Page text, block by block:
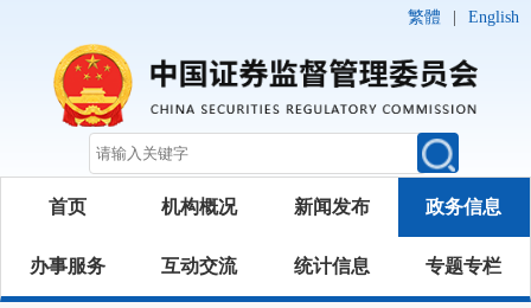
繁體 English
首页 机构概况 新闻发布 政务信息
办事服务 互动交流 统计信息 专题专栏